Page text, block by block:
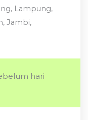
Lampung,
Jambi,
hari